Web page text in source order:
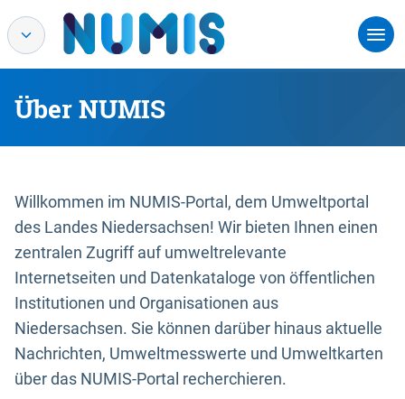
Über NUMIS
Willkommen im NUMIS-Portal, dem Umweltportal
des Landes Niedersachsen! Wir bieten Ihnen einen
zentralen Zugriff auf umweltrelevante
Internetseiten und Datenkataloge von öffentlichen
Institutionen und Organisationen aus
Niedersachsen. Sie können darüber hinaus aktuelle
Nachrichten, Umweltmesswerte und Umweltkarten
über das NUMIS-Portal recherchieren.